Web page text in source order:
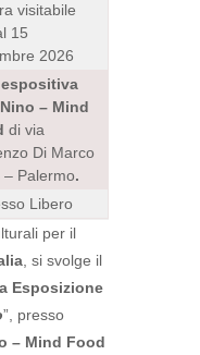
visitabile
15
2026
espositiva
– Mind
di via
Di Marco
– Palermo.
Libero
per il
, si svolge il
Esposizione
”, presso
– Mind Food